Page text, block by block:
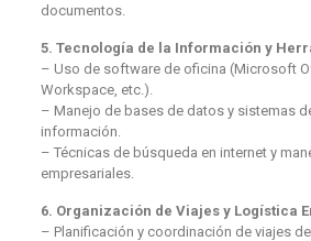
documentos.
5. Tecnología de la Información y
– Uso de software de oficina (Microsoft
Workspace, etc.).
– Manejo de bases de datos y sistemas
información.
– Técnicas de búsqueda en internet y
empresariales.
6. Organización de Viajes y Logística
– Planificación y coordinación de viajes